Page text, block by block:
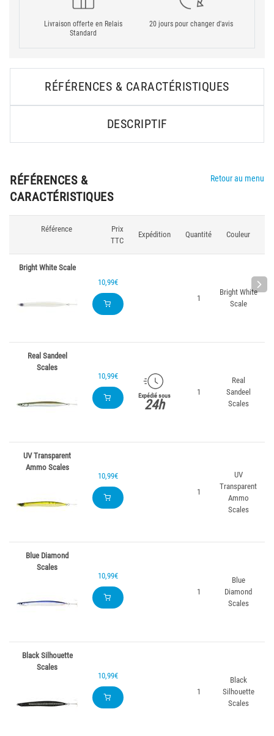
Livraison offerte en Relais
Standard
20 jours pour changer d'avis
RÉFÉRENCES & CARACTÉRISTIQUES
DESCRIPTIF
RÉFÉRENCES &
CARACTÉRISTIQUES
Retour au menu
Référence
Prix
TTC
Expédition Quantité Couleur
Bright White Scale
10,99€
1
Bright White
Scale
Real Sandeel
Scales
10,99€
Expédié sous
24h
1
Real
Sandeel
Scales
UV Transparent
Ammo Scales
10,99€
1
UV
Transparent
Ammo
Scales
Blue Diamond
Scales
10,99€
1
Blue
Diamond
Scales
Black Silhouette
Scales
10,99€
1
Black
Silhouette
Scales